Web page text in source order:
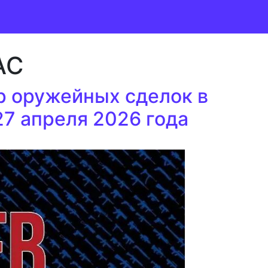
оружейных сделок в
апреля 2026 года